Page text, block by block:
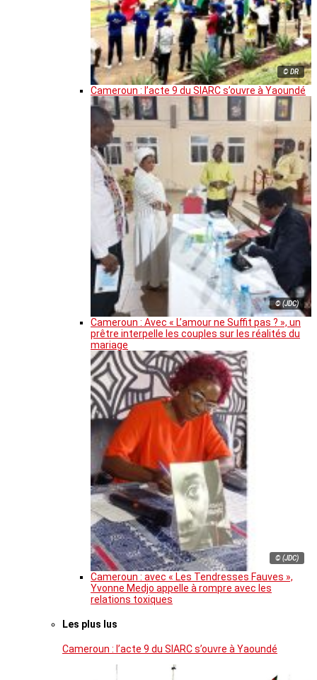
© DR
Cameroun : l’acte 9 du SIARC s’ouvre à Yaoundé
© (JDC)
Cameroun : Avec « L’amour ne Suffit pas ? », un
prêtre interpelle les couples sur les réalités du
mariage
© (JDC)
Cameroun : avec « Les Tendresses Fauves »,
Yvonne Medjo appelle à rompre avec les
relations toxiques
Les plus lus
Cameroun : l’acte 9 du SIARC s’ouvre à Yaoundé